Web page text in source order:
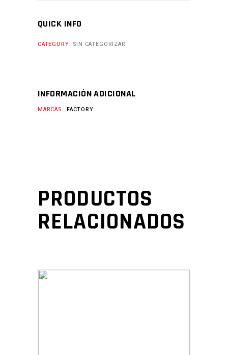
QUICK INFO
CATEGORY: SIN CATEGORIZAR
INFORMACIÓN ADICIONAL
MARCAS FACTORY
PRODUCTOS
RELACIONADOS